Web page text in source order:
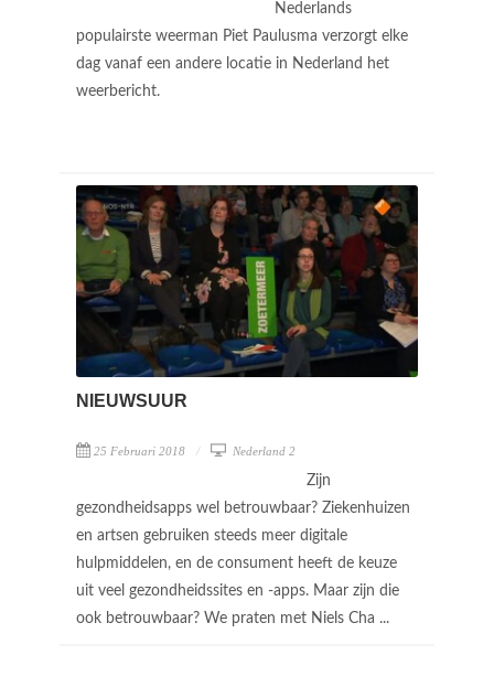
Nederlands
populairste weerman Piet Paulusma verzorgt elke
dag vanaf een andere locatie in Nederland het
weerbericht.
NIEUWSUUR
25 Februari 2018 Nederland 2
Zijn
gezondheidsapps wel betrouwbaar? Ziekenhuizen
en artsen gebruiken steeds meer digitale
hulpmiddelen, en de consument heeft de keuze
uit veel gezondheidssites en -apps. Maar zijn die
ook betrouwbaar? We praten met Niels Cha ...